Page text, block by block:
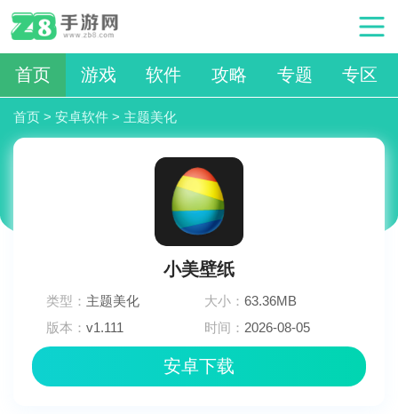
首页 游戏 软件 攻略 专题 专区
首页 > 安卓软件 > 主题美化
小美壁纸
类型： 主题美化 大小：63.36MB
版本：v1.111 时间： 2026-08-05
安卓下载